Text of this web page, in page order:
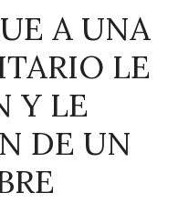
A UNA
LE
Y LE
DE UN